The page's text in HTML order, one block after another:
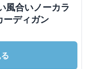
風合いノーカラ
ディガン